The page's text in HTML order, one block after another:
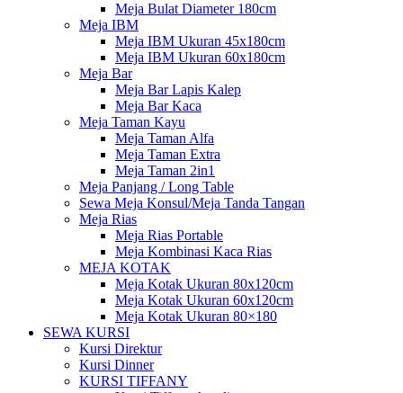
Meja Bulat Diameter 180cm
Meja IBM
Meja IBM Ukuran 45x180cm
Meja IBM Ukuran 60x180cm
Meja Bar
Meja Bar Lapis Kalep
Meja Bar Kaca
Meja Taman Kayu
Meja Taman Alfa
Meja Taman Extra
Meja Taman 2in1
Meja Panjang / Long Table
Sewa Meja Konsul/Meja Tanda Tangan
Meja Rias
Meja Rias Portable
Meja Kombinasi Kaca Rias
MEJA KOTAK
Meja Kotak Ukuran 80x120cm
Meja Kotak Ukuran 60x120cm
Meja Kotak Ukuran 80×180
SEWA KURSI
Kursi Direktur
Kursi Dinner
KURSI TIFFANY